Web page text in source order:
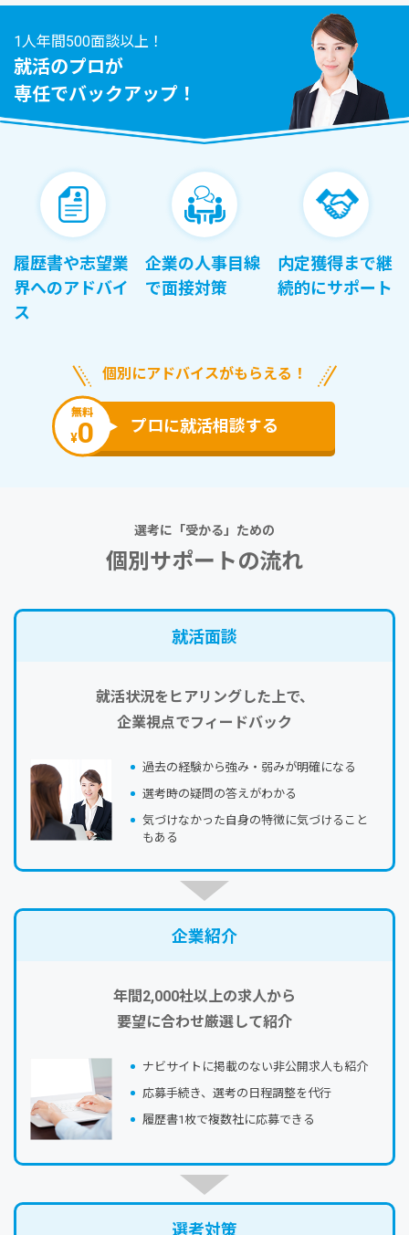
1人年間500面談以上！
就活のプロが
専任でバックアップ！
履歴書や志望業
界へのアドバイ
ス
企業の人事目線
で面接対策
内定獲得まで継
続的にサポート
個別にアドバイスがもらえる！
無料
¥0 プロに就活相談する
選考に「受かる」ための
個別サポートの流れ
就活⾯談
就活状況をヒアリングした上で、
企業視点でフィードバック
過去の経験から強み・弱みが明確になる
選考時の疑問の答えがわかる
気づけなかった自身の特徴に気づけること
もある
企業紹介
年間2,000社以上の求人から
要望に合わせ厳選して紹介
ナビサイトに掲載のない⾮公開求⼈も紹介
応募⼿続き、選考の⽇程調整を代⾏
履歴書1枚で複数社に応募できる
選考対策